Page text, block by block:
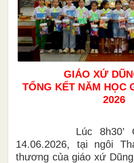
GIÁO XỨ
TỔNG KẾT NĂM HỌC
2026
Lúc 8h30’
14.06.2026, tại ngôi
thương của giáo xứ